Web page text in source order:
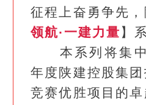
征程上奋勇争先
领航·一建力量 】
本系列将集
年度陕建控股集
竞赛优胜项目的卓